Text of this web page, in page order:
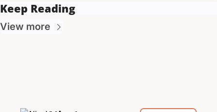
Keep Reading
View more